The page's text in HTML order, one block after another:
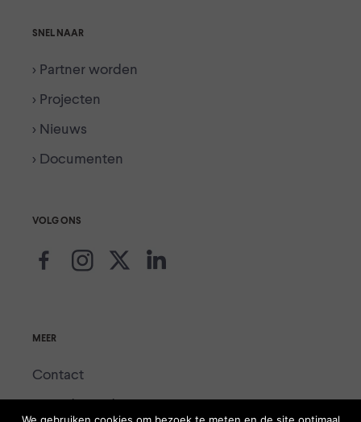
SNEL NAAR
> Partner worden
> Projecten
> Nieuws
> Documenten
VOLG ONS
MEER
Contact